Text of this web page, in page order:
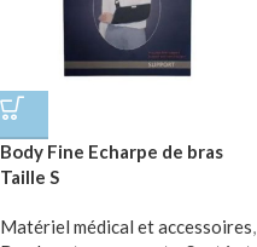
Body Fine Echarpe de bras
Taille S
Matériel médical et accessoires,